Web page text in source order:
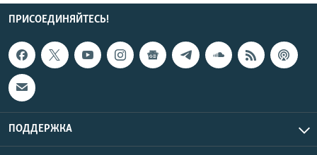
ПРИСОЕДИНЯЙТЕСЬ!
ПОДДЕРЖКА